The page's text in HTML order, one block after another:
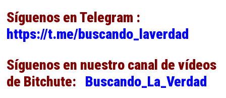
Síguenos en Telegram :
https://t.me/buscando_laverdad
Síguenos en nuestro canal de vídeos
de Bitchute: Buscando_La_Verdad